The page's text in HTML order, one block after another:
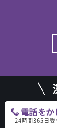
電話をか
24時間365日受
©北広島家族葬・